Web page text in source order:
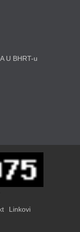
U BHRT-u
Linkovi